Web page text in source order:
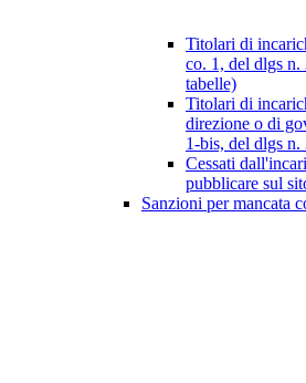
Titolari di
co. 1, del dlgs n.
tabelle)
Titolari di
direzione o di
1-bis, del dlgs n.
Cessati
pubblicare sul
Sanzioni per mancata